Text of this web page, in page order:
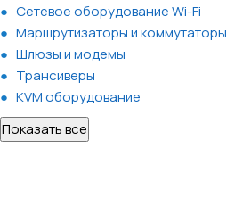
Сетевое оборудование Wi-Fi
Маршрутизаторы и коммутаторы
Шлюзы и модемы
Трансиверы
KVM оборудование
Показать все